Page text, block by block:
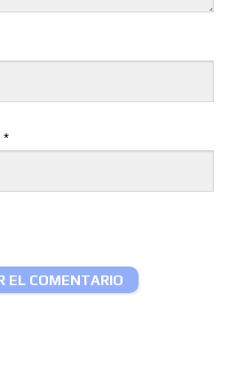
*